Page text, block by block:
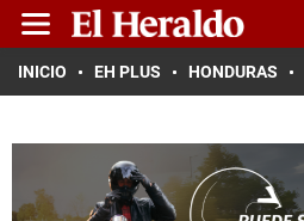
INICIO EH PLUS HONDURAS